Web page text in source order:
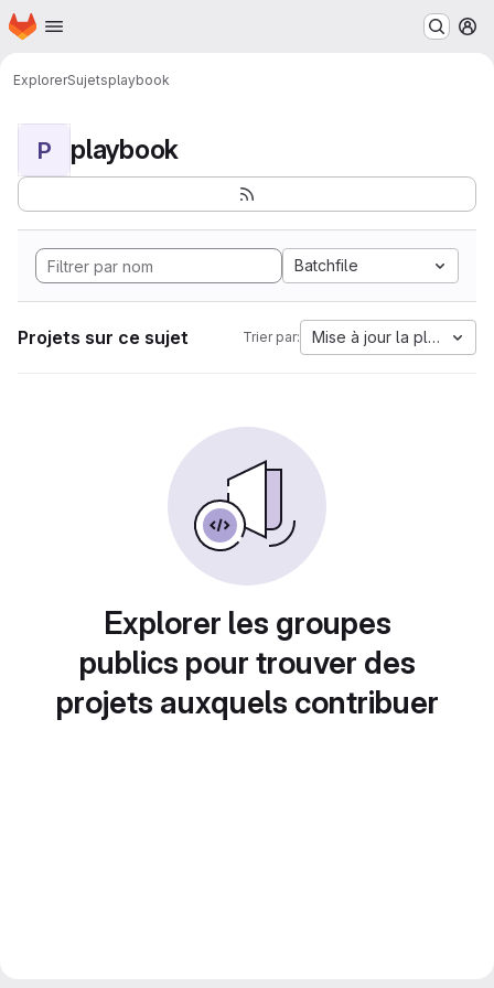
Passer au contenu principal
Page d'accueil
ExplorerSujetsplaybook
P playbook
Batchfile
Projets sur ce sujet Trier par: Mise à jour la plus
Explorer les groupes
publics pour trouver des
projets auxquels contribuer